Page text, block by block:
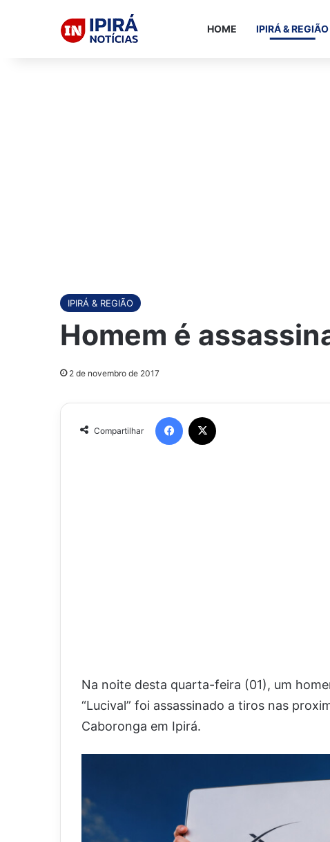
HOME IPIRÁ & REGIÃO
IPIRÁ & REGIÃO
Homem é
2 de novembro de 2017
Compartilhar
Na noite desta quarta-feira (01), um
“Lucival” foi assassinado a tiros nas
Caboronga em Ipirá.